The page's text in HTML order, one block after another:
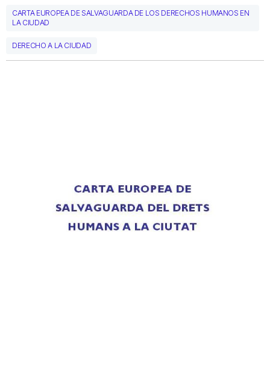
CARTA EUROPEA DE SALVAGUARDA DE LOS DERECHOS HUMANOS EN
LA CIUDAD
DERECHO A LA CIUDAD